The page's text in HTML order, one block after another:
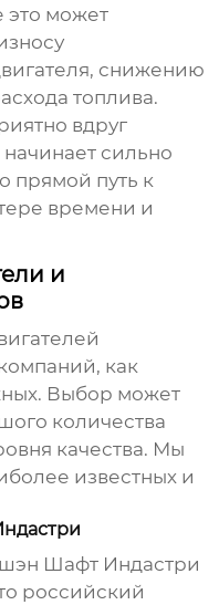
это может
снижению
топлива.
вдруг
начинает сильно
прямой путь к
времени и
и
как
Выбор может
количества
качества. Мы
известных и
Шафт Индастри
российский